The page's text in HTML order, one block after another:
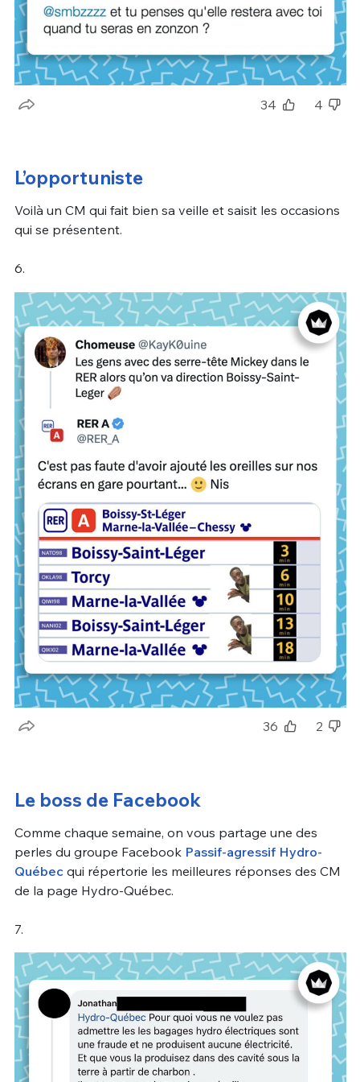
34 4
L’opportuniste
Voilà un CM qui fait bien sa veille et saisit les occasions
qui se présentent.
6.
36 2
Le boss de Facebook
Comme chaque semaine, on vous partage une des
perles du groupe Facebook Passif-agressif Hydro-
Québecqui répertorie les meilleures réponses des CM
de la page Hydro-Québec.
7.